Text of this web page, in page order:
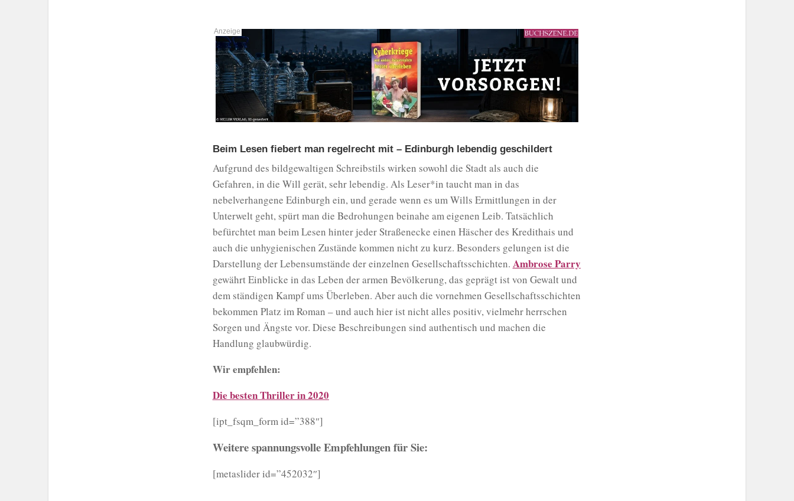
Beim Lesen fiebert man regelrecht mit – Edinburgh lebendig geschildert
Aufgrund des bildgewaltigen Schreibstils wirken sowohl die Stadt als auch die
Gefahren, in die Will gerät, sehr lebendig. Als Leser*in taucht man in das
nebelverhangene Edinburgh ein, und gerade wenn es um Wills Ermittlungen in der
Unterwelt geht, spürt man die Bedrohungen beinahe am eigenen Leib. Tatsächlich
befürchtet man beim Lesen hinter jeder Straßenecke einen Häscher des Kredithais und
auch die unhygienischen Zustände kommen nicht zu kurz. Besonders gelungen ist die
Darstellung der Lebensumstände der einzelnen Gesellschaftsschichten. Ambrose Parry
gewährt Einblicke in das Leben der armen Bevölkerung, das geprägt ist von Gewalt und
dem ständigen Kampf ums Überleben. Aber auch die vornehmen Gesellschaftsschichten
bekommen Platz im Roman – und auch hier ist nicht alles positiv, vielmehr herrschen
Sorgen und Ängste vor. Diese Beschreibungen sind authentisch und machen die
Handlung glaubwürdig.
Wir empfehlen:
Die besten Thriller in 2020
[ipt_fsqm_form id=”388″]
Weitere spannungsvolle Empfehlungen für Sie:
[metaslider id=”452032″]